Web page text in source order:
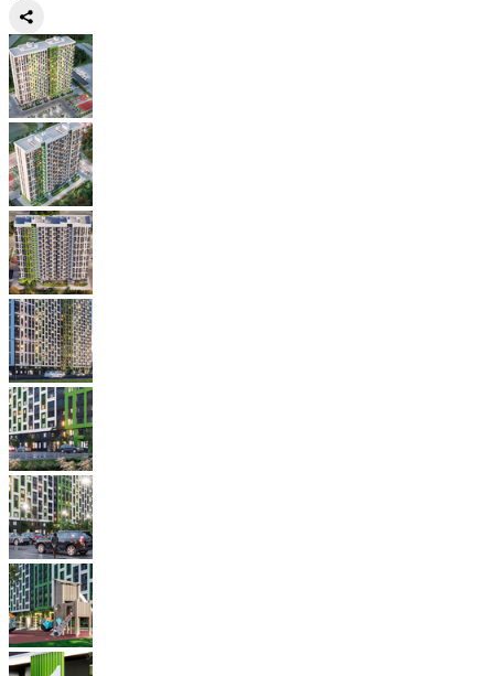
ЖД Навигатор
Воронеж, Антонова-Овсеенко ул., д. 35с